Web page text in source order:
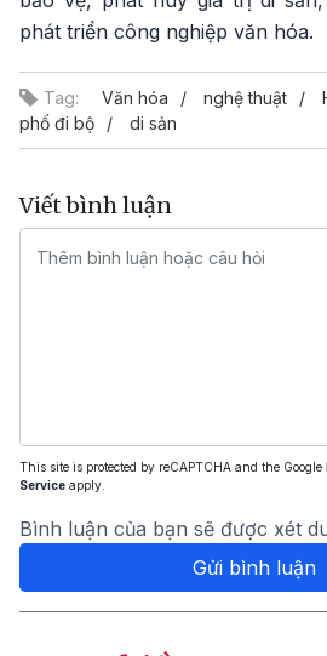
phát triển công nghiệp văn hóa.
Tag: Văn hóa nghệ thuật
phố đi bộ
di sản
Viết bình luận
This site is protected by reCAPTCHA and the Google
Service apply.
Bình luận của bạn sẽ được xét
Gửi bình luận